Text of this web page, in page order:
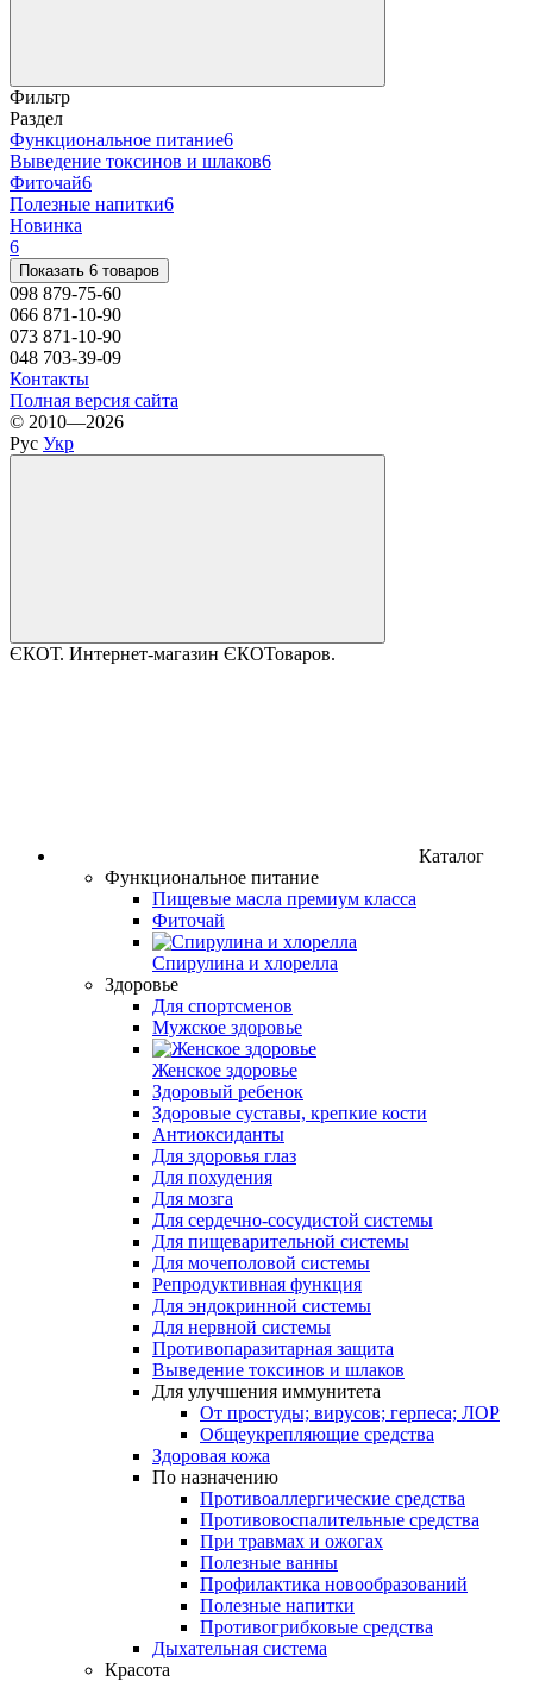
Фильтр
Раздел
Функциональное питание6
Выведение токсинов и шлаков6
Фиточай6
Полезные напитки6
Новинка
6
Показать 6 товаров
098 879-75-60
066 871-10-90
073 871-10-90
048 703-39-09
Контакты
Полная версия сайта
© 2010—2026
Рус Укр
ЄКОТ. Интернет-магазин ЄКОТоваров.
Каталог
Функциональное питание
Пищевые масла премиум класса
Фиточай
Спирулина и хлорелла
Здоровье
Для спортсменов
Мужское здоровье
Женское здоровье
Здоровый ребенок
Здоровые суставы, крепкие кости
Антиоксиданты
Для здоровья глаз
Для похудения
Для мозга
Для сердечно-сосудистой системы
Для пищеварительной системы
Для мочеполовой системы
Репродуктивная функция
Для эндокринной системы
Для нервной системы
Противопаразитарная защита
Выведение токсинов и шлаков
Для улучшения иммунитета
От простуды; вирусов; герпеса; ЛОР
Общеукрепляющие средства
Здоровая кожа
По назначению
Противоаллергические средства
Противовоспалительные средства
При травмах и ожогах
Полезные ванны
Профилактика новообразований
Полезные напитки
Противогрибковые средства
Дыхательная система
Красота